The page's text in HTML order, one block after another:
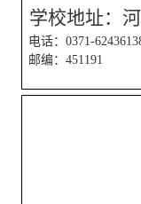
学校地址：
电话：0371-
邮编：451191